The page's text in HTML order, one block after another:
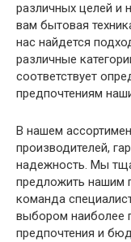
различных целей и
вам бытовая
нас найдется
различные
соответствует
предпочтениям
В нашем
производителей,
надежность. Мы
предложить нашим
команда
выбором наиболее
предпочтения и